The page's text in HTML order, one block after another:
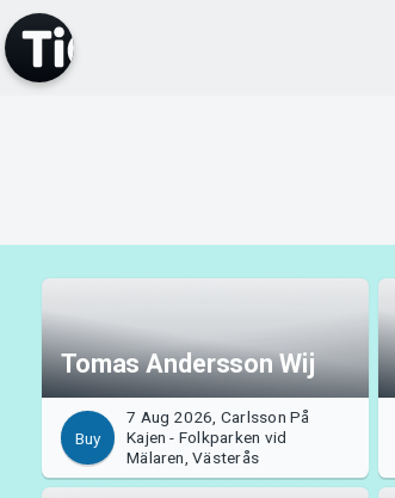
Tomas Andersson Wij
Buy
7 Aug 2026, Carlsson På
Kajen - Folkparken vid
Mälaren, Västerås